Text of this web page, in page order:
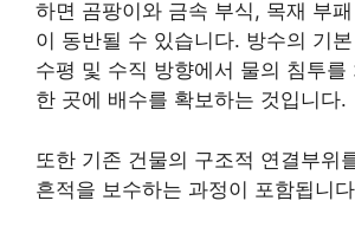
하면 곰팡이와 금속 부식, 목재 부
이 동반될 수 있습니다. 방수의 기
수평 및 수직 방향에서 물의 침투를
한 곳에 배수를 확보하는 것입니다.
또한 기존 건물의 구조적 연결부위
흔적을 보수하는 과정이 포함됩니